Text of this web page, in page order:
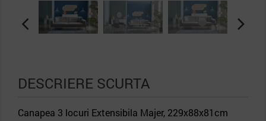
DESCRIERE SCURTA
Canapea 3 locuri Extensibila Majer, 229x88x81cm